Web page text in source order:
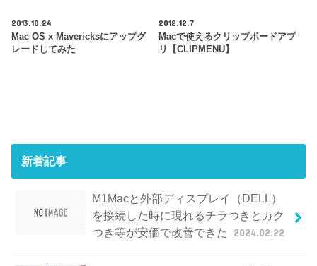
2013.10.24
Mac OS x Mavericksにアップグ
レードしてみた
2012.12.7
Macで使えるクリップボードアプ
リ【CLIPMENU】
新着記事
M1Macと外部ディスプレイ（DELL）
を接続した時に現れるチラつきとカク
つき等が安価で改善できた
2024.02.22